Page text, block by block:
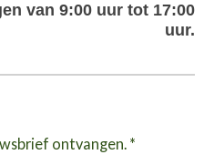
van 9:00 uur tot 17:00
uur.
ontvangen. *